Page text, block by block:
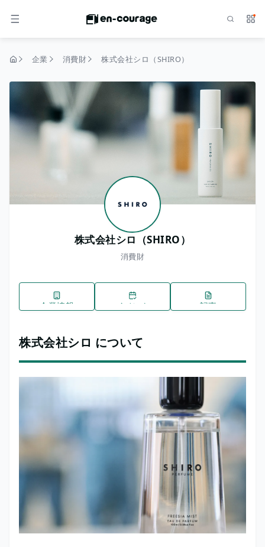
メニュー サ
企業 消費財 株式会社シロ（SHIRO）
株式会社シロ（SHIRO）
消費財
企業情報 イベント 記事
株式会社シロ について